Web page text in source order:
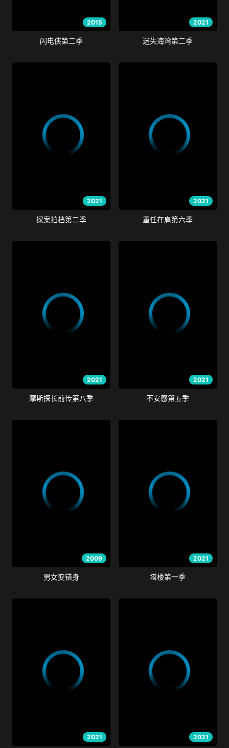
2015
闪电侠第二季
2021
迷失海湾第二季
2021
探案拍档第二季
2021
重任在肩第六季
2021
摩斯探长前传第八季
2021
不安感第五季
2009
男女变错身
2021
塔楼第一季
2021 2021